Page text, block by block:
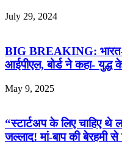
July 29, 2024
BIG BREAKING: भारत-
आईपीएल, बोर्ड ने कहा- युद्ध
May 9, 2025
“स्टार्टअप के लिए चाहिए
जल्लाद! मां-बाप की बेरहमी से